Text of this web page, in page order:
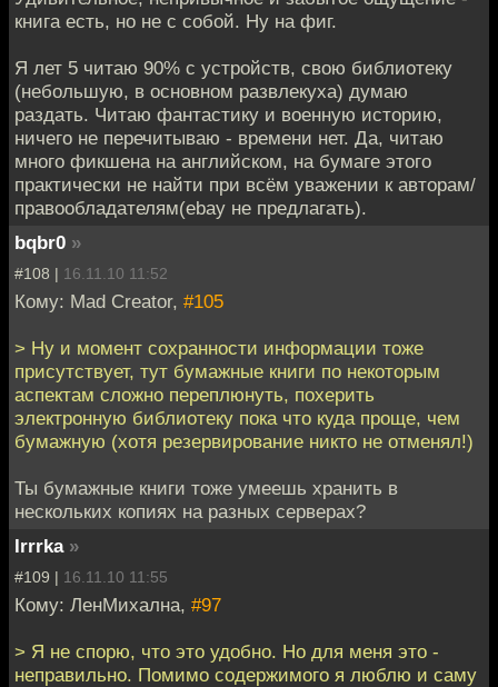
книга есть, но не с собой. Ну на фиг.
Я лет 5 читаю 90% с устройств, свою библиотеку
(небольшую, в основном развлекуха) думаю
раздать. Читаю фантастику и военную историю,
ничего не перечитываю - времени нет. Да, читаю
много фикшена на английском, на бумаге этого
практически не найти при всём уважении к авторам/
правообладателям(ebay не предлагать).
bqbr0 »
#108 | 16.11.10 11:52
Кому: Mad Creator, #105
> Ну и момент сохранности информации тоже
присутствует, тут бумажные книги по некоторым
аспектам сложно переплюнуть, похерить
электронную библиотеку пока что куда проще, чем
бумажную (хотя резервирование никто не отменял!)
Ты бумажные книги тоже умеешь хранить в
нескольких копиях на разных серверах?
Irrrka »
#109 | 16.11.10 11:55
Кому: ЛенМихална, #97
> Я не спорю, что это удобно. Но для меня это -
неправильно. Помимо содержимого я люблю и саму